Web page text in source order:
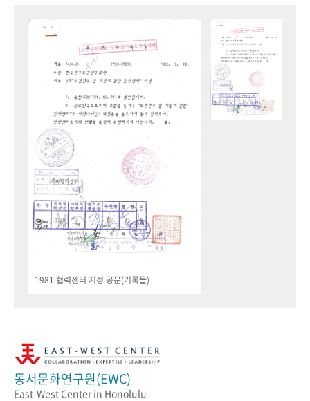
1981 협력센터 지정 공문(기록물)
동서문화연구원(EWC)
East-West Center in Honolulu